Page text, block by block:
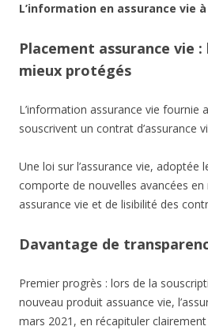
L’information en assurance vie
Placement assurance vie
mieux protégés
L’information assurance vie fournie
souscrivent un contrat d’assurance
Une loi sur l’assurance vie, adoptée
comporte de nouvelles avancées en
assurance vie et de lisibilité des
Davantage de
Premier progrès : lors de la
nouveau produit assuance vie,
mars 2021, en récapituler